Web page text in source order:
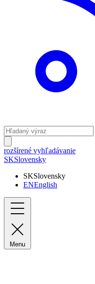
rozšírené vyhľadávanie
SKSlovensky
SKSlovensky
ENEnglish
Menu